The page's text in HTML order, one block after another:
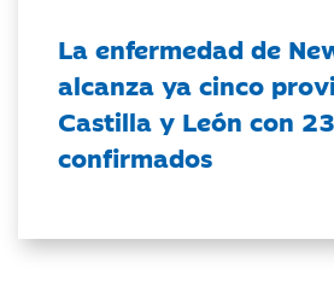
La enfermedad de
alcanza ya cinco
Castilla y León con
confirmados